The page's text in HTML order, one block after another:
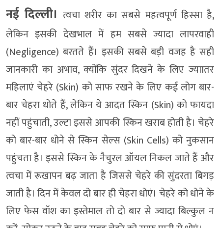
नई दिल्ली। त्वचा शरीर का सबसे महत्वपूर्ण हिस्सा है,
लेकिन इसकी देखभाल में हम सबसे ज्यादा लापरवाही
(Negligence) बरतते हैं। इसकी सबसे बड़ी वजह है सही
जानकारी का अभाव, क्‍योंकि सुंदर दिखने के लिए ज्‍याातर
महिलाएं चेहरे (Skin) को साफ रखने के लिए कई लोग बार-
बार चेहरा धोते हैं, लेकिन ये आदत स्किन (Skin) को फायदा
नहीं पहुंचाती, उल्टा इससे आपकी स्किन खराब होती है। चेहरे
को बार-बार धोने से स्किन सेल्स (Skin Cells) को नुकसान
पहुंचता है। इससे स्किन के नैचुरल ऑयल निकल जाते हैं और
त्वचा में रूखापन बढ़ जाता है जिससे चेहरे की सुंदरता बिगड़
जाती है। दिन में केवल दो बार ही चेहरा धोएं। चेहरे को धोने के
लिए फेस वॉश का इस्तेमाल तो दो बार से ज्यादा बिल्कुल न